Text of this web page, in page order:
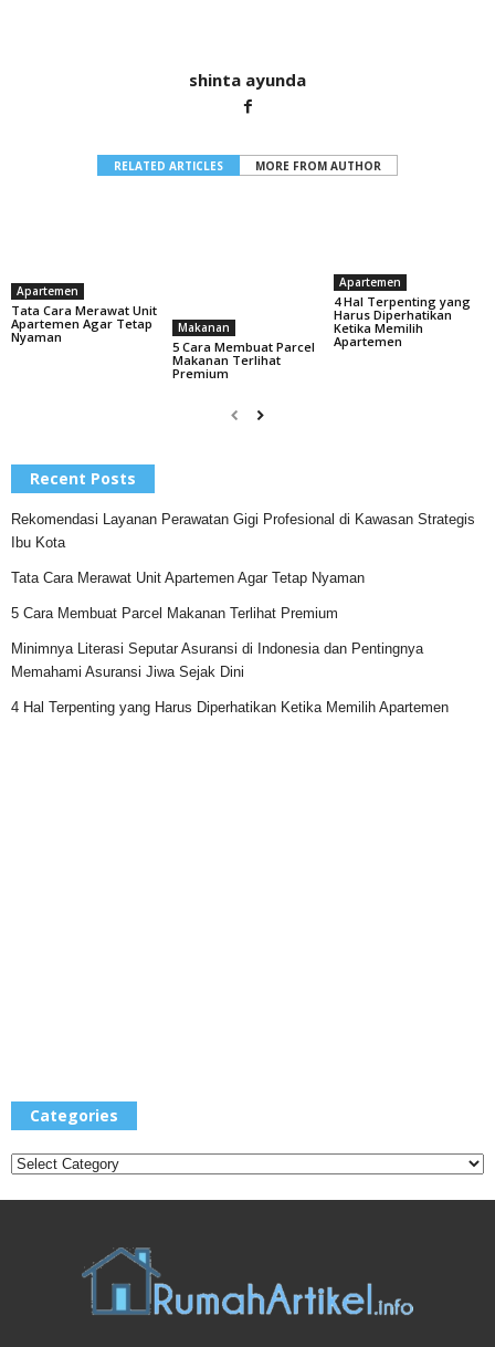
shinta ayunda
RELATED ARTICLES MORE FROM AUTHOR
Apartemen
Tata Cara Merawat Unit
Apartemen Agar Tetap
Nyaman
Makanan
5 Cara Membuat Parcel
Makanan Terlihat
Premium
Apartemen
4 Hal Terpenting yang
Harus Diperhatikan
Ketika Memilih
Apartemen
Recent Posts
Rekomendasi Layanan Perawatan Gigi Profesional di Kawasan Strategis
Ibu Kota
Tata Cara Merawat Unit Apartemen Agar Tetap Nyaman
5 Cara Membuat Parcel Makanan Terlihat Premium
Minimnya Literasi Seputar Asuransi di Indonesia dan Pentingnya
Memahami Asuransi Jiwa Sejak Dini
4 Hal Terpenting yang Harus Diperhatikan Ketika Memilih Apartemen
Categories